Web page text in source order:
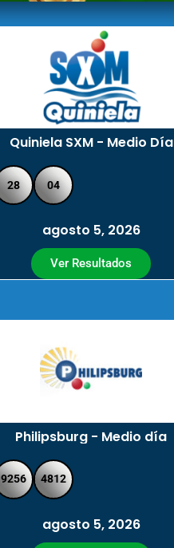
Quiniela SXM - Medio Día
28 04
agosto 5, 2026
Ver Resultados
Philipsburg - Medio día
9256 4812
agosto 5, 2026